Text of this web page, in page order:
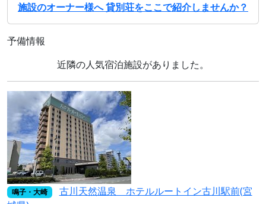
施設のオーナー様へ 貸別荘をここで紹介しませんか？
予備情報
近隣の人気宿泊施設がありました。
鳴子・大崎
古川天然温泉 ホテルルートイン古川駅前(宮